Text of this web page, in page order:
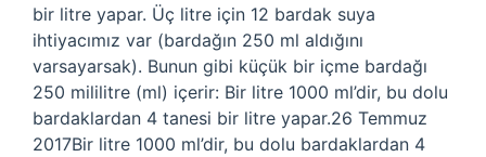
bir litre yapar. Üç litre için 12 bardak suya
ihtiyacımız var (bardağın 250 ml aldığını
varsayarsak). Bunun gibi küçük bir içme bardağı
250 mililitre (ml) içerir: Bir litre 1000 ml’dir, bu dolu
bardaklardan 4 tanesi bir litre yapar.26 Temmuz
2017Bir litre 1000 ml’dir, bu dolu bardaklardan 4